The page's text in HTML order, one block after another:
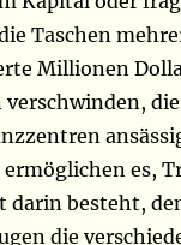
Taschen
Millionen
es,
darin besteht,
die